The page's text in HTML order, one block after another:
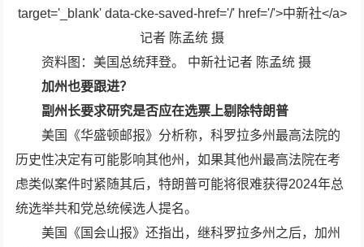
资料图：美国总统拜登。 中新社记者 陈孟统 摄
加州也要跟进？
副州长要求研究是否应在选票上剔除特朗普
美国《华盛顿邮报》分析称，科罗拉多州最高法院的
历史性决定有可能影响其他州，如果其他州最高法院在考
虑类似案件时紧随其后，特朗普可能将很难获得2024年总
统选举共和党总统候选人提名。
美国《国会山报》还指出，继科罗拉多州之后，加州